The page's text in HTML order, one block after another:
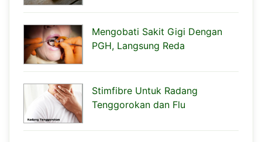
Mengobati Sakit Gigi Dengan
PGH, Langsung Reda
Stimfibre Untuk Radang
Tenggorokan dan Flu